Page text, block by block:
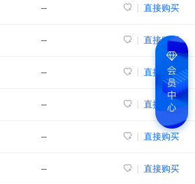
-- 直接购买
-- 直接购买
-- 直接购买
-- 直接购买
-- 直接购买
-- 直接购买